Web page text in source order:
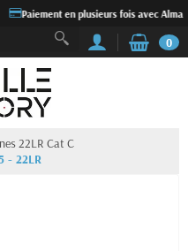
Paiement en plusieurs fois avec Alma
0
22LR Cat C
- 22LR